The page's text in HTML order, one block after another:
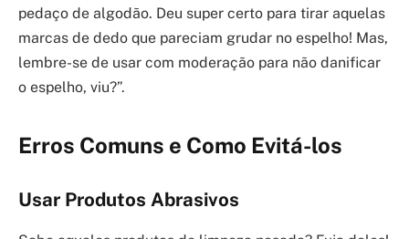
pedaço de algodão. Deu super certo para tirar aquelas
marcas de dedo que pareciam grudar no espelho! Mas,
lembre-se de usar com moderação para não danificar
o espelho, viu?”.
Erros Comuns e Como Evitá-los
Usar Produtos Abrasivos